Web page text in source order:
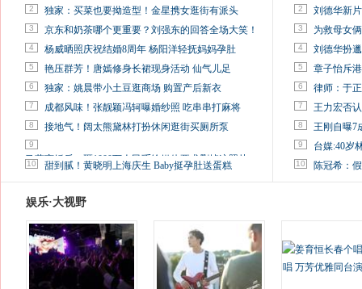
2 独家：买菜也要拗造型！金星携女逛街有派头
3 京东和奶茶哪个更重要？刘强东的回答全场大笑！
4 杨威晒照庆祝结婚8周年 杨阳洋轻抚妈妈孕肚
5 艳压群芳！唐嫣修身长裙现身活动 仙气儿足
6 独家：姚晨带小土豆逛商场 购置产后新衣
7 成都风味！张靓颖冯轲曝婚纱照 吃串串打麻将
8 接地气！阔太熊黛林打扮休闲逛街买厕所泵
9
马蓉离婚后，砸1000万人民币给媒体要求删掉这照片
10 甜到腻！黄晓明上海庆生 Baby挺孕肚送蛋糕
2 刘德华新
3 为救母女
4 刘德华扮
5 章子怡斥
6 律师：于
7 王力宏否
8 王刚自曝7
9 台媒:40岁
10 陈冠希：
娱乐·大视野